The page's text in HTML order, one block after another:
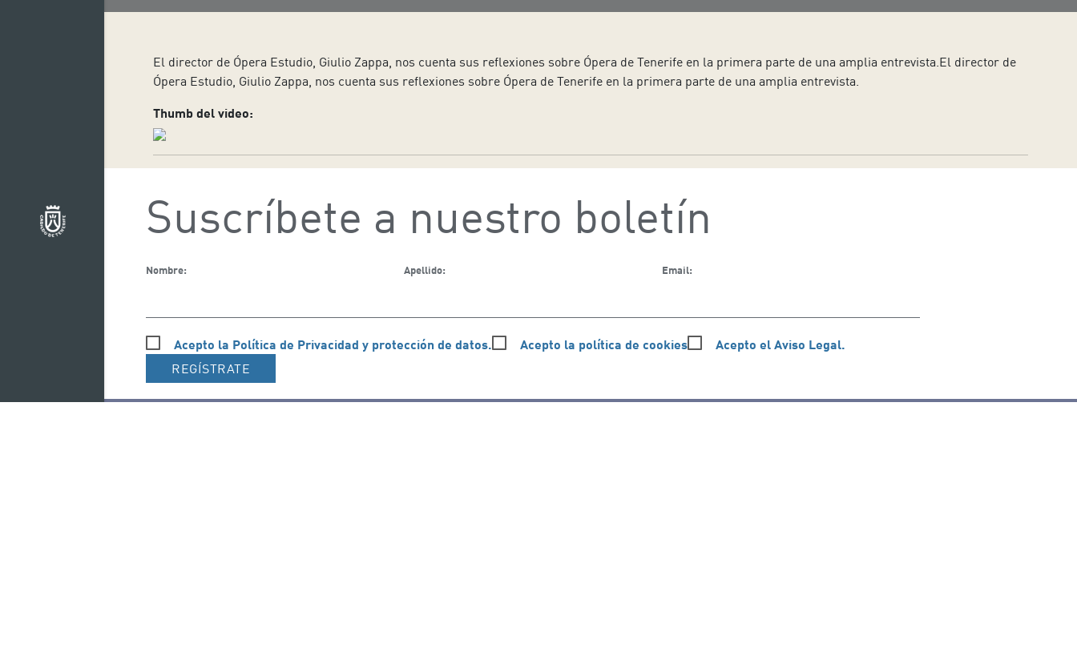
El director de Ópera Estudio, Giulio Zappa, nos cuenta sus reflexiones sobre Ópera de Tenerife en la primera parte de una amplia entrevista.El director de
Ópera Estudio, Giulio Zappa, nos cuenta sus reflexiones sobre Ópera de Tenerife en la primera parte de una amplia entrevista.
Thumb del video:
Suscríbete a nuestro boletín
Nombre: Apellido: Email:
Acepto la Política de Privacidad y protección de datos. Acepto la política de cookies Acepto el Aviso Legal.
REGÍSTRATE